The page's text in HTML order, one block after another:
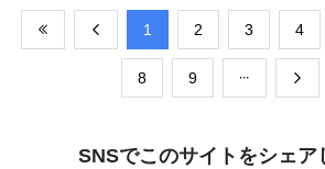
​1 ​2 ​3 ​4
​8 ​9
SNSでこのサイトをシェア